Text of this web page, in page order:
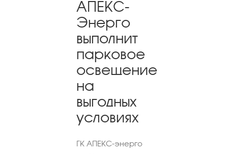
АПЕКС-
Энерго
выполнит
парковое
освещение
на
выгодных
условиях
ГК АПЕКС-энерго